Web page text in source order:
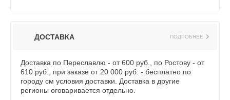
ДОСТАВКА ПОДРОБНЕЕ
Доставка по Переславлю - от 600 руб., по Ростову - от
610 руб., при заказе от 20 000 руб. - бесплатно по
городу см условия доставки. Доставка в другие
регионы оговаривается отдельно.